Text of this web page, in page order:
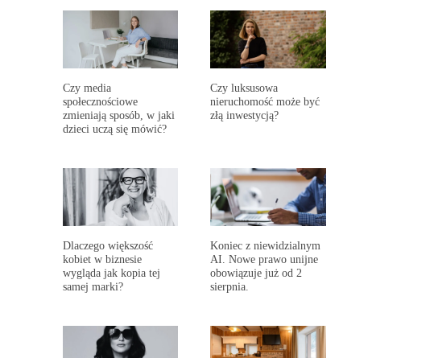
Czy media
społecznościowe
zmieniają sposób, w jaki
dzieci uczą się mówić?
Czy luksusowa
nieruchomość może być
złą inwestycją?
Dlaczego większość
kobiet w biznesie
wygląda jak kopia tej
samej marki?
Koniec z niewidzialnym
AI. Nowe prawo unijne
obowiązuje już od 2
sierpnia.